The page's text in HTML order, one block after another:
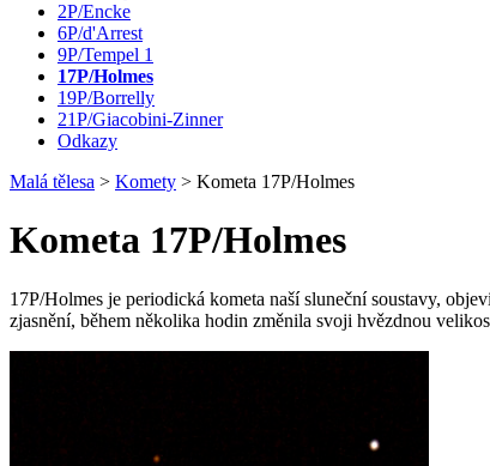
2P/Encke
6P/d'Arrest
9P/Tempel 1
17P/Holmes
19P/Borrelly
21P/Giacobini-Zinner
Odkazy
Malá tělesa > Komety > Kometa 17P/Holmes
Kometa 17P/Holmes
17P/Holmes je periodická kometa naší sluneční soustavy,
zjasnění, během několika hodin změnila svoji hvězdnou